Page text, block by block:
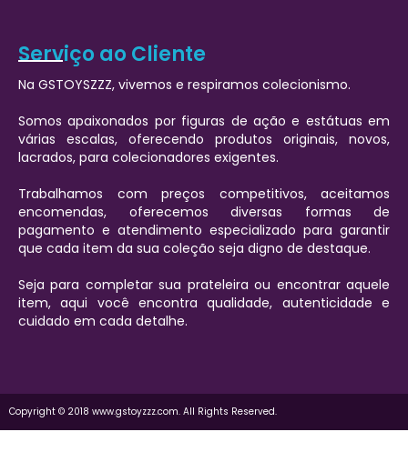
Serviço ao Cliente
Na GSTOYSZZZ, vivemos e respiramos colecionismo.
Somos apaixonados por figuras de ação e estátuas em
várias escalas, oferecendo produtos originais, novos,
lacrados, para colecionadores exigentes.
Trabalhamos com preços competitivos, aceitamos
encomendas, oferecemos diversas formas de
pagamento e atendimento especializado para garantir
que cada item da sua coleção seja digno de destaque.
Seja para completar sua prateleira ou encontrar aquele
item, aqui você encontra qualidade, autenticidade e
cuidado em cada detalhe.
Copyright © 2018 www.gstoyzzz.com. All Rights Reserved.